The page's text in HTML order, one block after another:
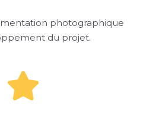
photographique
du projet.